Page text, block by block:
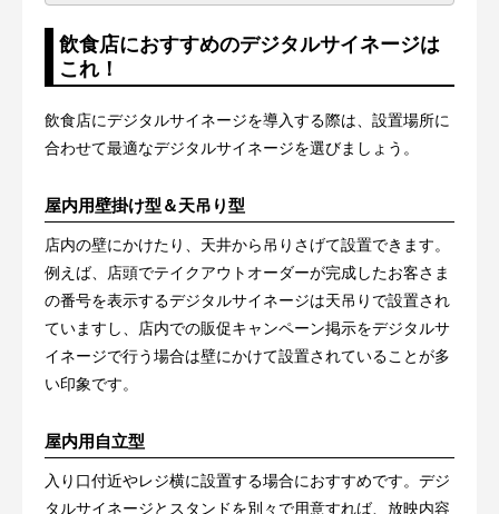
飲食店におすすめのデジタルサイネージは
これ！
飲食店にデジタルサイネージを導入する際は、設置場所に
合わせて最適なデジタルサイネージを選びましょう。
屋内用壁掛け型＆天吊り型
店内の壁にかけたり、天井から吊りさげて設置できます。
例えば、店頭でテイクアウトオーダーが完成したお客さま
の番号を表示するデジタルサイネージは天吊りで設置され
ていますし、店内での販促キャンペーン掲示をデジタルサ
イネージで行う場合は壁にかけて設置されていることが多
い印象です。
屋内用自立型
入り口付近やレジ横に設置する場合におすすめです。デジ
タルサイネージとスタンドを別々で用意すれば、放映内容